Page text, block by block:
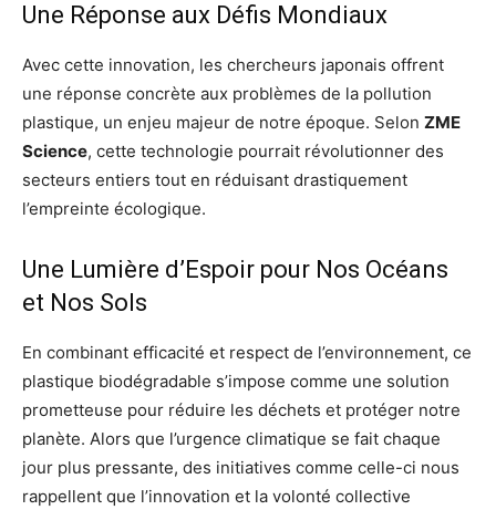
Une Réponse aux Défis Mondiaux
Avec cette innovation, les chercheurs japonais offrent
une réponse concrète aux problèmes de la pollution
plastique, un enjeu majeur de notre époque. Selon ZME
Science, cette technologie pourrait révolutionner des
secteurs entiers tout en réduisant drastiquement
l’empreinte écologique.
Une Lumière d’Espoir pour Nos Océans
et Nos Sols
En combinant efficacité et respect de l’environnement, ce
plastique biodégradable s’impose comme une solution
prometteuse pour réduire les déchets et protéger notre
planète. Alors que l’urgence climatique se fait chaque
jour plus pressante, des initiatives comme celle-ci nous
rappellent que l’innovation et la volonté collective